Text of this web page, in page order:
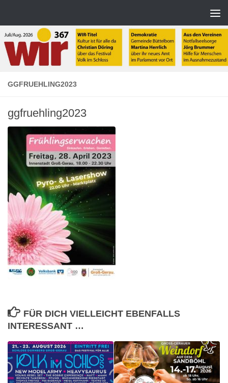
GGFRUEHLING2023
ggfruehling2023
FÜR DICH VIELLEICHT EBENFALLS
INTERESSANT …